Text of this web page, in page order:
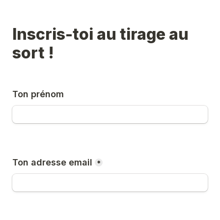
Inscris-toi au tirage au
sort !
Ton prénom
Ton adresse email *